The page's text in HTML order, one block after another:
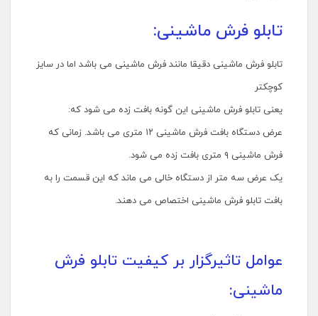
تابلو فرش ماشینی:
تابلو فرش ماشینی دقیقا مانند فرش ماشینی می باشد اما در سایز
کوچکتر
یعنی تابلو فرش ماشینی این گونه بافت زده می شود که:
عرض دستگاه بافت فرش ماشینی ۱۲ متری می باشد. زمانی که
فرش ماشینی ۹ متری بافت زده می شود.
یک عرض سه متر از دستگاه خالی می ماند که این قسمت را به
بافت تابلو فرش ماشینی اختصاص می دهند.
عوامل تاثیرگزار بر کیفیت تابلو فرش
ماشینی: